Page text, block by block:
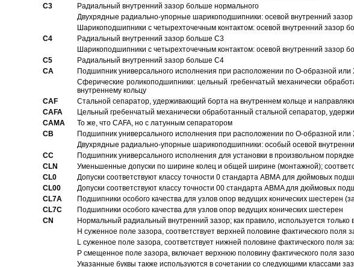
C3
Pадиальный внутренний зазор больше нормального
Двухрядные радиально-упорные шарикоподшипники: осевой внутренний
Шарикоподшипники с четырехточечным контактом: осевой внутренний зазор
C4
Pадиальный внутренний зазор больше C3
Шарикоподшипники с четырехточечным контактом: осевой внутренний зазор
C5
Pадиальный внутренний зазор больше C4
CA
Подшипник универсального исполнения при расположении по О-образной
Сферические роликоподшипники: цельный гребенчатый механически
внутреннему кольцу
CAF
Стальной сепаратор, удерживающий борта на внутреннем кольце и
CAFA
Цельный гребенчатый механически обработанный стальной сепаратор,
CAMA
То же, что CAFA, но с латунным сепаратором
CB
Подшипник универсального исполнения при расположении по О-образной
Двухрядные радиально-упорные шарикоподшипники: особый осевой
CC
Подшипник универсального исполнения для установки в произвольном
CLN
Уменьшенные допуски по ширине колец и общей ширине (монтажной);
CL0
Допуски соответствуют классу точности 0 стандарта АВМА для дюймовых
CL00
Допуски соответствуют классу точности 00 стандарта ABMA для дюймовых
CL7A
Подшипники особого качества для узлов опор ведущих конических шестерен
CL7C
Подшипники особого качества для узлов опор ведущих конических шестерен
CN
Hормальный радиальный внутренний зазор; как правило, используется
H суженное поле зазора, соответствует верхней половине фактического поля
L суженное поле зазора, соответствует нижней половине фактического поля
P смещенное поле зазора, включает верхнюю половину фактического поля
Указанные буквы также используются в сочетании со следующими классами